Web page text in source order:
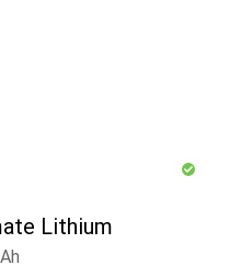
Lithium